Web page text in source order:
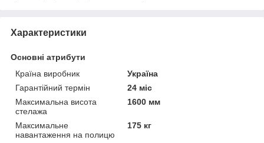
Характеристики
Основні атрибути
Країна виробник
Україна
Гарантійний термін
24 міс
Максимальна висота
стелажа
1600 мм
Максимальне
навантаження на полицю
175 кг